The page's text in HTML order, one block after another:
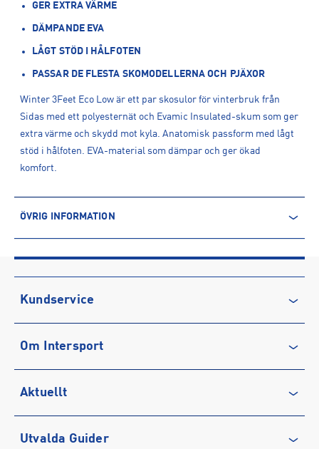
GER EXTRA VÄRME
DÄMPANDE EVA
LÅGT STÖD I HÅLFOTEN
PASSAR DE FLESTA SKOMODELLERNA OCH PJÄXOR
Winter 3Feet Eco Low är ett par skosulor för vinterbruk från
Sidas med ett polyesternät och Evamic Insulated-skum som ger
extra värme och skydd mot kyla. Anatomisk passform med lågt
stöd i hålfoten. EVA-material som dämpar och ger ökad
komfort.
ÖVRIG INFORMATION
Produktnummer: 1602294
Leverantörens produktnummer: CSE3FEWINTER24_LO
Artikelnummer: 160229401-Orange
Tillverkaradress
Kontakt tillverkare: https://scantrade.se/
Kundservice
Vanliga frågor & svar
Köpvillkor
Integritetspolicy
Medlemsvillkor
Om Intersport
Karriär på INTERSPORT
Service
Aktuellt
Löpning
Utvalda Guider